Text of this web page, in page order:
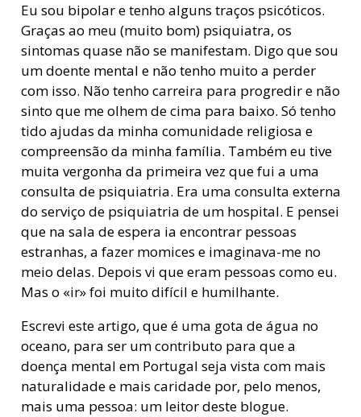
Eu sou bipolar e tenho alguns traços psicóticos.
Graças ao meu (muito bom) psiquiatra, os
sintomas quase não se manifestam. Digo que sou
um doente mental e não tenho muito a perder
com isso. Não tenho carreira para progredir e não
sinto que me olhem de cima para baixo. Só tenho
tido ajudas da minha comunidade religiosa e
compreensão da minha família. Também eu tive
muita vergonha da primeira vez que fui a uma
consulta de psiquiatria. Era uma consulta externa
do serviço de psiquiatria de um hospital. E pensei
que na sala de espera ia encontrar pessoas
estranhas, a fazer momices e imaginava-me no
meio delas. Depois vi que eram pessoas como eu.
Mas o «ir» foi muito difícil e humilhante.
Escrevi este artigo, que é uma gota de água no
oceano, para ser um contributo para que a
doença mental em Portugal seja vista com mais
naturalidade e mais caridade por, pelo menos,
mais uma pessoa: um leitor deste blogue.